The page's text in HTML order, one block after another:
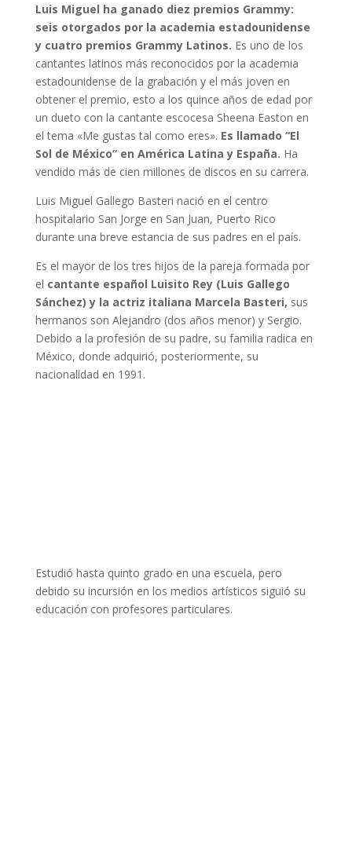
Luis Miguel ha ganado diez premios Grammy:
seis otorgados por la academia estadounidense
y cuatro premios Grammy Latinos. Es uno de los
cantantes latinos más reconocidos por la academia
estadounidense de la grabación y el más joven en
obtener el premio, esto a los quince años de edad por
un dueto con la cantante escocesa Sheena Easton en
el tema «Me gustas tal como eres». Es llamado “El
Sol de México” en América Latina y España. Ha
vendido más de cien millones de discos en su carrera.
Luis Miguel Gallego Basteri nació en el centro
hospitalario San Jorge en San Juan, Puerto Rico
durante una breve estancia de sus padres en el país.
Es el mayor de los tres hijos de la pareja formada por
el cantante español Luisito Rey (Luis Gallego
Sánchez) y la actriz italiana Marcela Basteri, sus
hermanos son Alejandro (dos años menor) y Sergio.
Debido a la profesión de su padre, su familia radica en
México, donde adquirió, posteriormente, su
nacionalidad en 1991.
Estudió hasta quinto grado en una escuela, pero
debido su incursión en los medios artísticos siguió su
educación con profesores particulares.